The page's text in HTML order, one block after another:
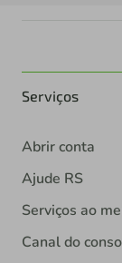
Serviços
Abrir conta
Ajude RS
Serviços ao
Canal do